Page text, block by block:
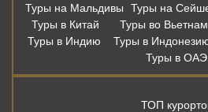
Туры на Мальдивы
Туры на
Туры в Китай
Туры во Вьетнам
Туры в Индию
Туры в
Туры в ОАЭ
ТОП